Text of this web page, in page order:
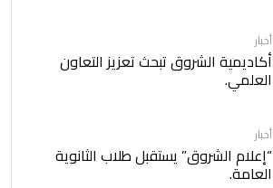
أخبار
أكاديمية الشروق تبحث تعزيز التعاون
العلمي.
أخبار
“إعلام الشروق” يستقبل طلاب الثانوية
العامة.